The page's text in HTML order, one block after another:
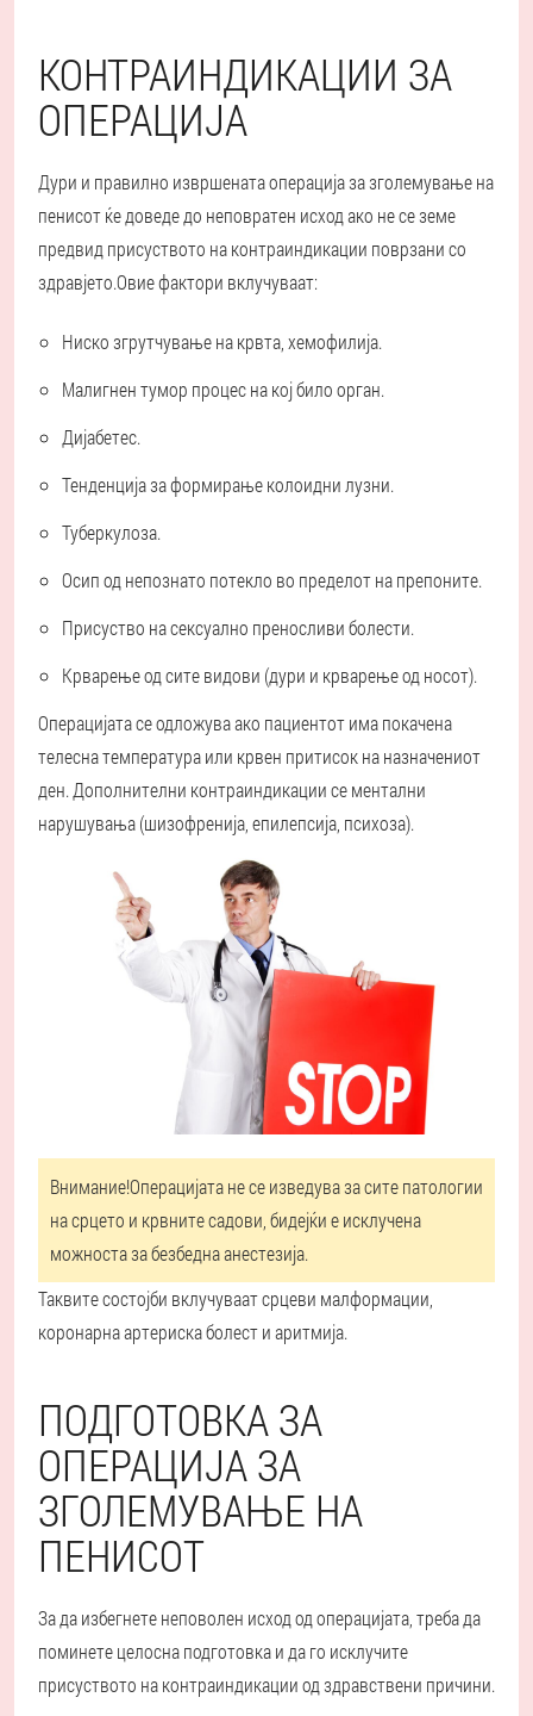
КОНТРАИНДИКАЦИИ ЗА
ОПЕРАЦИЈА
Дури и правилно извршената операција за зголемување на
пенисот ќе доведе до неповратен исход ако не се земе
предвид присуството на контраиндикации поврзани со
здравјето.Овие фактори вклучуваат:
Ниско згрутчување на крвта, хемофилија.
Малигнен тумор процес на кој било орган.
Дијабетес.
Тенденција за формирање колоидни лузни.
Туберкулоза.
Осип од непознато потекло во пределот на препоните.
Присуство на сексуално преносливи болести.
Крварење од сите видови (дури и крварење од носот).
Операцијата се одложува ако пациентот има покачена
телесна температура или крвен притисок на назначениот
ден. Дополнителни контраиндикации се ментални
нарушувања (шизофренија, епилепсија, психоза).
Внимание!Операцијата не се изведува за сите патологии
на срцето и крвните садови, бидејќи е исклучена
можноста за безбедна анестезија.
Таквите состојби вклучуваат срцеви малформации,
коронарна артериска болест и аритмија.
ПОДГОТОВКА ЗА
ОПЕРАЦИЈА ЗА
ЗГОЛЕМУВАЊЕ НА
ПЕНИСОТ
За да избегнете неповолен исход од операцијата, треба да
поминете целосна подготовка и да го исклучите
присуството на контраиндикации од здравствени причини.